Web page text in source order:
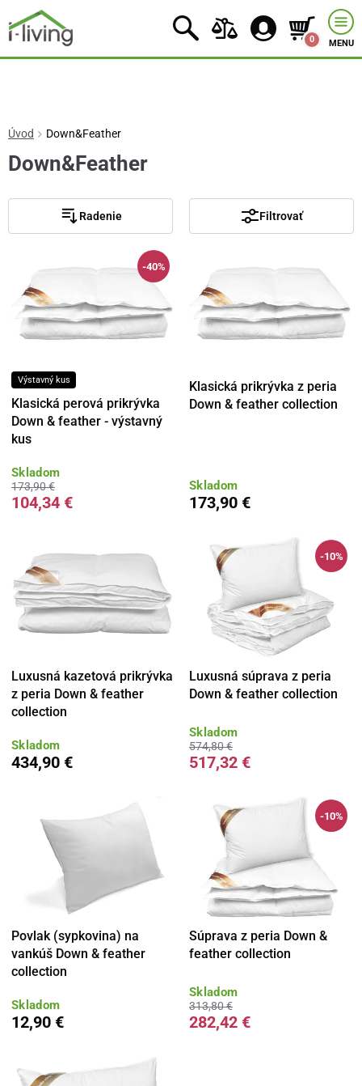
0 MENU
Úvod Down&Feather
Down&Feather
Radenie Filtrovať
-40%
Výstavný kus
Klasická perová prikrývka
Down & feather - výstavný
kus
Skladom
173,90 €
104,34 €
Klasická prikrývka z peria
Down & feather collection
Skladom
173,90 €
Luxusná kazetová prikrývka
z peria Down & feather
collection
Skladom
434,90 €
-10%
Luxusná súprava z peria
Down & feather collection
Skladom
574,80 €
517,32 €
Povlak (sypkovina) na
vankúš Down & feather
collection
Skladom
12,90 €
-10%
Súprava z peria Down &
feather collection
Skladom
313,80 €
282,42 €